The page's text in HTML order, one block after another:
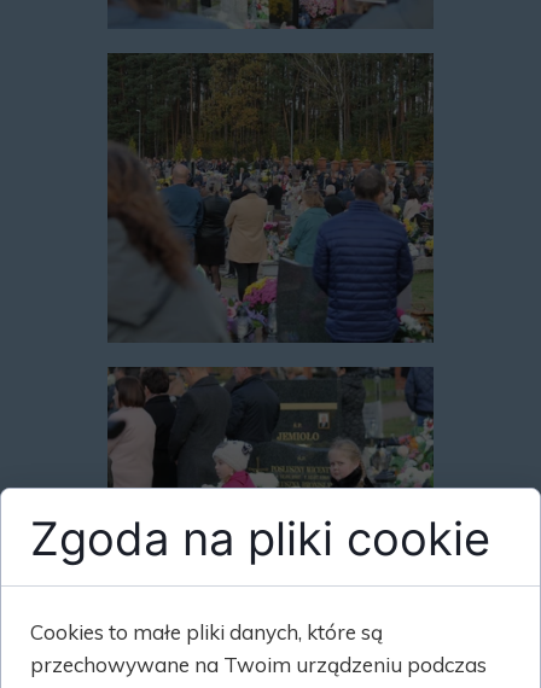
Zgoda na pliki cookie
Cookies to małe pliki danych, które są
przechowywane na Twoim urządzeniu podczas